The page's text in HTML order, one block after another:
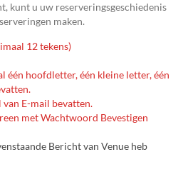
kunt u uw reserveringsgeschiedenis
maken.
12 tekens)
één hoofdletter, één kleine letter, één
E-mail bevatten.
met Wachtwoord Bevestigen
Bericht van Venue heb